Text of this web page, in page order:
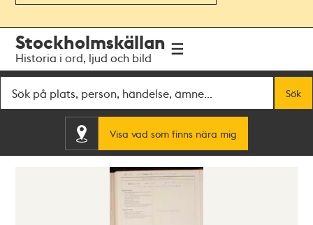
navigationen
huvudinnehållet
Stockholmskällan
Historia i ord, ljud och bild
Sök
Visa vad som finns nära mig